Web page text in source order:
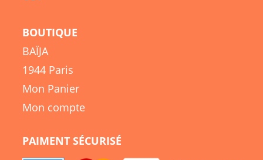
BOUTIQUE
BAÏJA
1944 Paris
Mon Panier
Mon compte
PAIMENT SÉCURISÉ